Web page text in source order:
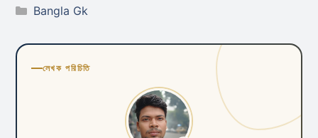
Categories
Bangla Gk
লেখক পরিচিতি